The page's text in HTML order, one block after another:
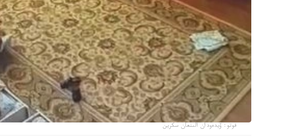
فوتو: ۆيدەودان الىنعان سكرين